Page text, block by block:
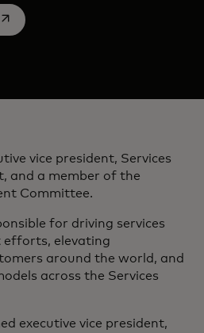
in a new tab
vice president, Services
and a member of the
Committee.
for driving services
efforts, elevating
around the world, and
across the Services
executive vice president,